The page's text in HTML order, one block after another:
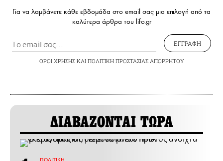
Για να λαμβάνετε κάθε εβδομάδα στο email σας μια επιλογή από τα
καλύτερα άρθρα του lifo.gr
ΕΓΓΡΑΦΗ
ΟΡΟΙ ΧΡΗΣΗΣΚΑΙ ΠΟΛΙΤΙΚΗ ΠΡΟΣΤΑΣΙΑΣ ΑΠΟΡΡΗΤΟΥ
ΔΙΑΒΑΖΟΝΤΑΙ ΤΩΡΑ